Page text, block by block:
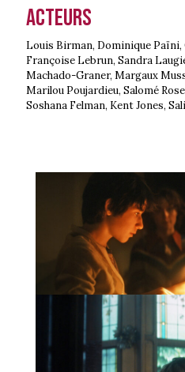
Acteurs
Louis Birman, Dominique
Françoise Lebrun, Sandra
Machado-Graner, Margaux
Marilou Poujardieu, Salomé
Soshana Felman, Kent Jones,